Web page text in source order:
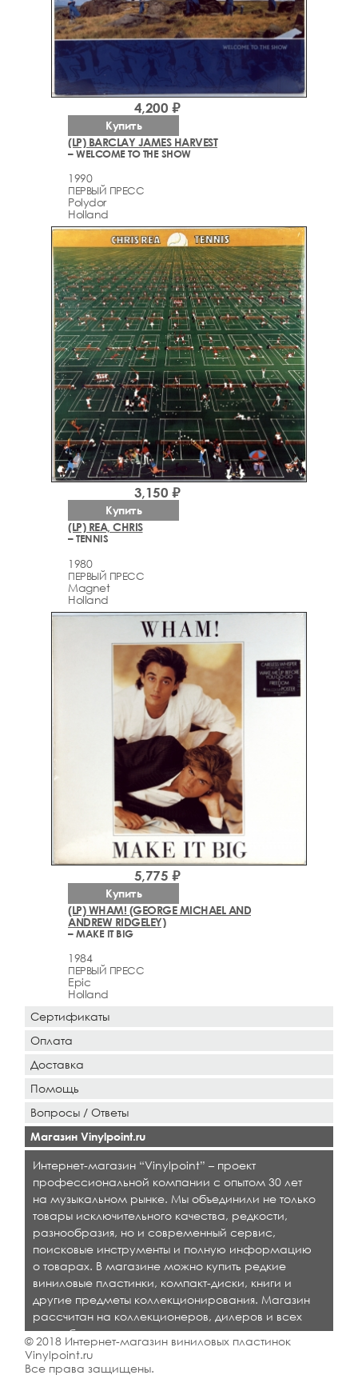
(LP) BARCLAY JAMES HARVEST
– WELCOME TO THE SHOW
1990
ПЕРВЫЙ ПРЕСС
Polydor
Holland
4,200 ₽
Купить
(LP) REA, CHRIS
– TENNIS
1980
ПЕРВЫЙ ПРЕСС
Magnet
Holland
3,150 ₽
Купить
(LP) WHAM! (GEORGE MICHAEL AND
ANDREW RIDGELEY)
– MAKE IT BIG
1984
ПЕРВЫЙ ПРЕСС
Epic
Holland
5,775 ₽
Купить
Сертификаты
Оплата
Доставка
Помощь
Вопросы / Ответы
Магазин Vinylpoint.ru
Интернет-магазин “Vinylpoint” – проект
профессиональной компании с опытом 30 лет
на музыкальном рынке. Мы объединили не только
товары исключительного качества, редкости,
разнообразия, но и современный сервис,
поисковые инструменты и полную информацию
о товарах. В магазине можно купить редкие
виниловые пластинки, компакт-диски, книги и
другие предметы коллекционирования. Магазин
рассчитан на коллекционеров, дилеров и всех
кто любит качественную музыку.
© 2018 Интернет-магазин виниловых пластинок
Vinylpoint.ru
Все права защищены.